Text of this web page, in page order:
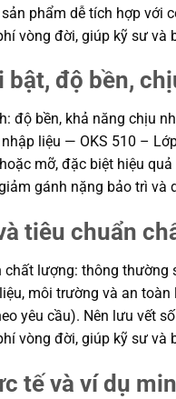
phẩm dễ tích hợp với
vòng đời, giúp kỹ sư
bật, độ bền,
độ bền, khả năng chịu
liệu — OKS 510 –
mỡ, đặc biệt hiệu
gánh nặng bảo trì và
tiêu chuẩn
lượng: thông
môi trường và an
yêu cầu). Nên lưu vết
vòng đời, giúp kỹ sư
tế và ví dụ